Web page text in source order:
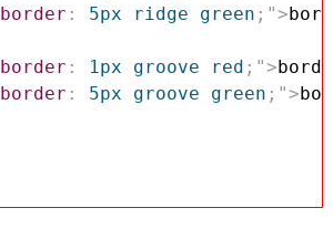
border : 5px ridge green ; ">
border : 1px groove red ; ">
border : 5px groove green ; ">